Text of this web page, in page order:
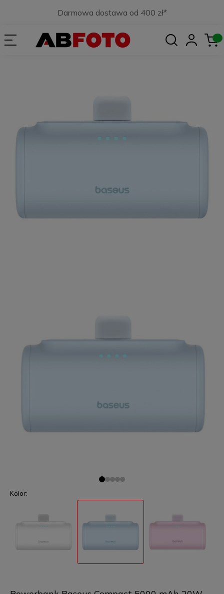
Darmowa dostawa od 400 zł*
Kolor: